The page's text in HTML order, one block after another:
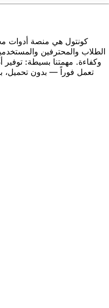
كونتول هي منصة أدوات
الطلاب والمحترفين
وكفاءة. مهمتنا بسيطة: توفير
تعمل فوراً — بدون